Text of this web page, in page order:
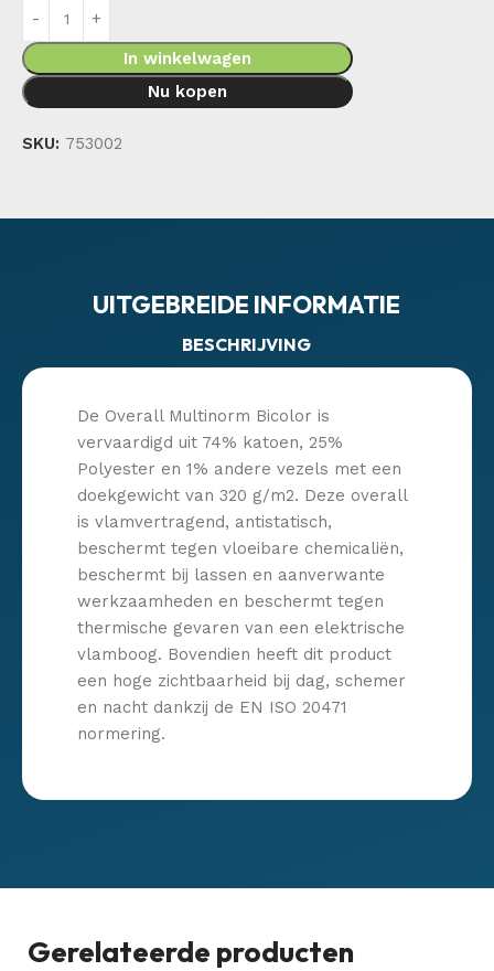
In winkelwagen
Nu kopen
SKU: 753002
UITGEBREIDE INFORMATIE
BESCHRIJVING
De Overall Multinorm Bicolor is
vervaardigd uit 74% katoen, 25%
Polyester en 1% andere vezels met een
doekgewicht van 320 g/m2. Deze overall
is vlamvertragend, antistatisch,
beschermt tegen vloeibare chemicaliën,
beschermt bij lassen en aanverwante
werkzaamheden en beschermt tegen
thermische gevaren van een elektrische
vlamboog. Bovendien heeft dit product
een hoge zichtbaarheid bij dag, schemer
en nacht dankzij de EN ISO 20471
normering.
Gerelateerde producten